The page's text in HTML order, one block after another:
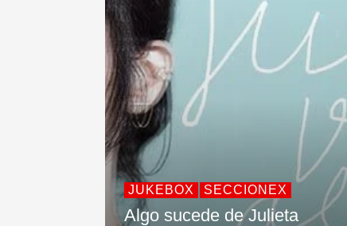
JUKEBOX SECCIONEX
Algo sucede de Julieta